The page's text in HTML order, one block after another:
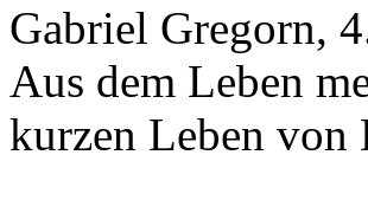
Gabriel Gregorn,
Aus dem Leben
kurzen Leben